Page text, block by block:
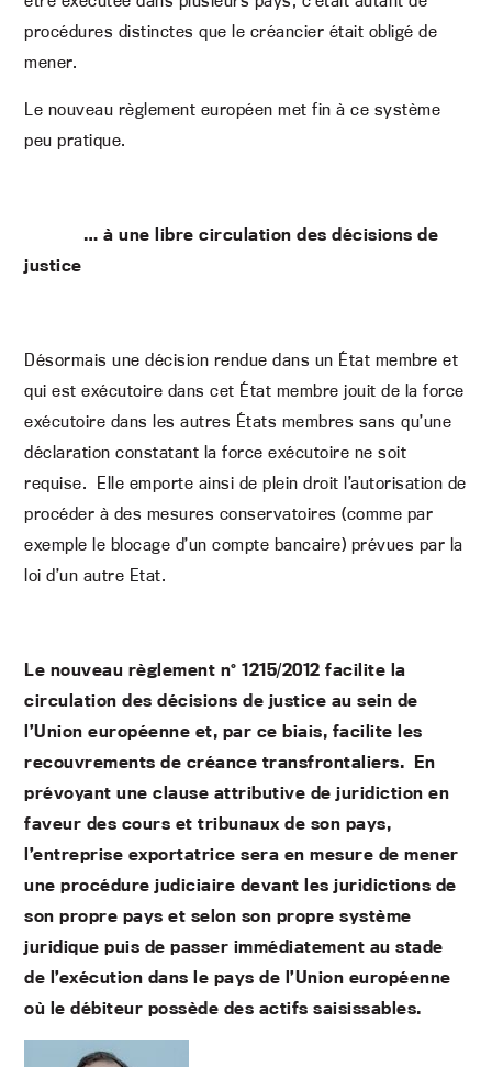
procédures distinctes que le créancier était obligé de
mener.
Le nouveau règlement européen met fin à ce système
peu pratique.
… à une libre circulation des décisions de
justice
Désormais une décision rendue dans un État membre et
qui est exécutoire dans cet État membre jouit de la force
exécutoire dans les autres États membres sans qu’une
déclaration constatant la force exécutoire ne soit
requise. Elle emporte ainsi de plein droit l’autorisation de
procéder à des mesures conservatoires (comme par
exemple le blocage d’un compte bancaire) prévues par la
loi d’un autre Etat.
Le nouveau règlement n° 1215/2012 facilite la
circulation des décisions de justice au sein de
l’Union européenne et, par ce biais, facilite les
recouvrements de créance transfrontaliers. En
prévoyant une clause attributive de juridiction en
faveur des cours et tribunaux de son pays,
l’entreprise exportatrice sera en mesure de mener
une procédure judiciaire devant les juridictions de
son propre pays et selon son propre système
juridique puis de passer immédiatement au stade
de l’exécution dans le pays de l’Union européenne
où le débiteur possède des actifs saisissables.